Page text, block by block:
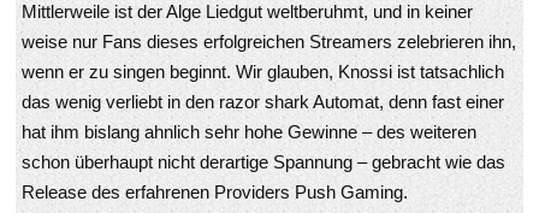
Mittlerweile ist der Alge Liedgut weltberuhmt, und in keiner
weise nur Fans dieses erfolgreichen Streamers zelebrieren ihn,
wenn er zu singen beginnt. Wir glauben, Knossi ist tatsachlich
das wenig verliebt in den razor shark Automat, denn fast einer
hat ihm bislang ahnlich sehr hohe Gewinne – des weiteren
schon überhaupt nicht derartige Spannung – gebracht wie das
Release des erfahrenen Providers Push Gaming.